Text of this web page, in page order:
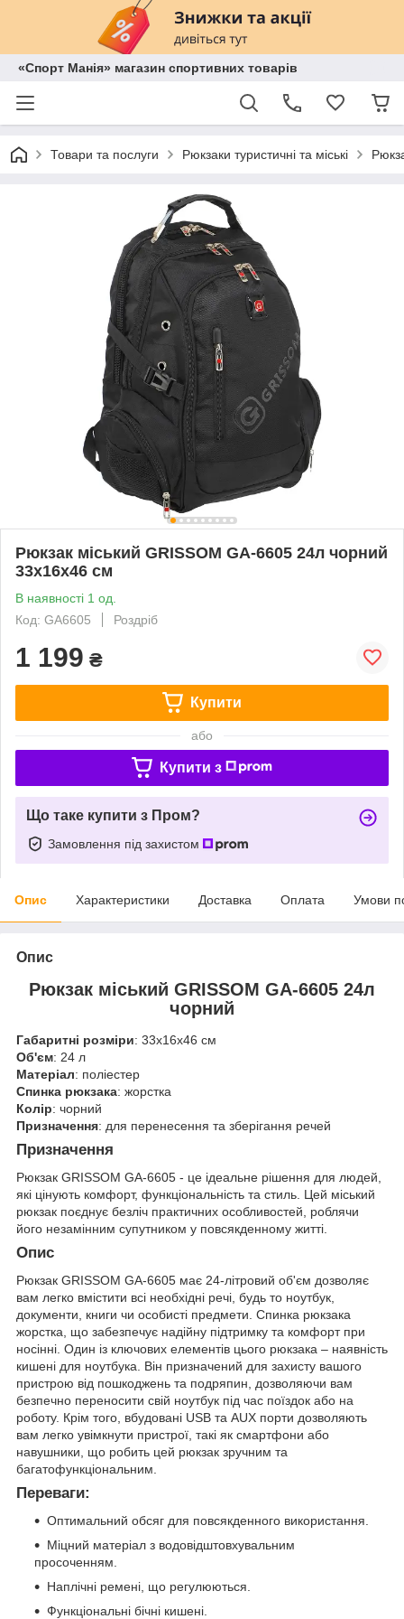
«Спорт Манія» магазин спортивних товарів
Товари та послуги Рюкзаки туристичні та міські
Рюкзак міський GRISSOM GA-6605 24л чорний
33x16x46 см
В наявності 1 од.
Код: GA6605
Роздріб
1 199 ₴
Купити
або
Купити з
Що таке купити з Пром?
Замовлення під захистом
Опис Характеристики Доставка Оплата Умови
Опис
Рюкзак міський GRISSOM GA-6605 24л
чорний
Габаритні розміри: 33x16x46 см
Об'єм: 24 л
Матеріал: поліестер
Спинка рюкзака: жорстка
Колір: чорний
Призначення: для перенесення та зберігання речей
Призначення
Рюкзак GRISSOM GA-6605 - це ідеальне рішення для людей,
які цінують комфорт, функціональність та стиль. Цей міський
рюкзак поєднує безліч практичних особливостей, роблячи
його незамінним супутником у повсякденному житті.
Опис
Рюкзак GRISSOM GA-6605 має 24-літровий об'єм дозволяє
вам легко вмістити всі необхідні речі, будь то ноутбук,
документи, книги чи особисті предмети. Спинка рюкзака
жорстка, що забезпечує надійну підтримку та комфорт при
носінні. Один із ключових елементів цього рюкзака – наявність
кишені для ноутбука. Він призначений для захисту вашого
пристрою від пошкоджень та подряпин, дозволяючи вам
безпечно переносити свій ноутбук під час поїздок або на
роботу. Крім того, вбудовані USB та AUX порти дозволяють
вам легко увімкнути пристрої, такі як смартфони або
навушники, що робить цей рюкзак зручним та
багатофункціональним.
Переваги:
Оптимальний обсяг для повсякденного використання.
Міцний матеріал з водовідштовхувальним
просоченням.
Наплічні ремені, що регулюються.
Функціональні бічні кишені.